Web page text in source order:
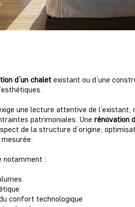
d’un chalet existant ou d’une
une lecture attentive de l’existant,
patrimoniales. Une rénovation
de la structure d’origine,
notamment :
confort technologique